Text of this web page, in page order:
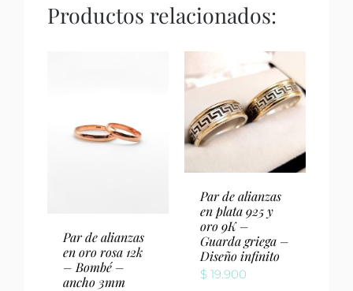
Productos relacionados:
Par de alianzas
en oro rosa 12k
– Bombé –
ancho 3mm
Par de alianzas
en plata 925 y
oro 9K –
Guarda griega –
Diseño infinito
$ 19.900